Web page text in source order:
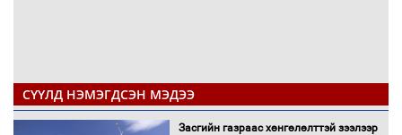
СҮҮЛД НЭМЭГДСЭН МЭДЭЭ
Засгийн газраас хөнгөлөлттэй зээлээр